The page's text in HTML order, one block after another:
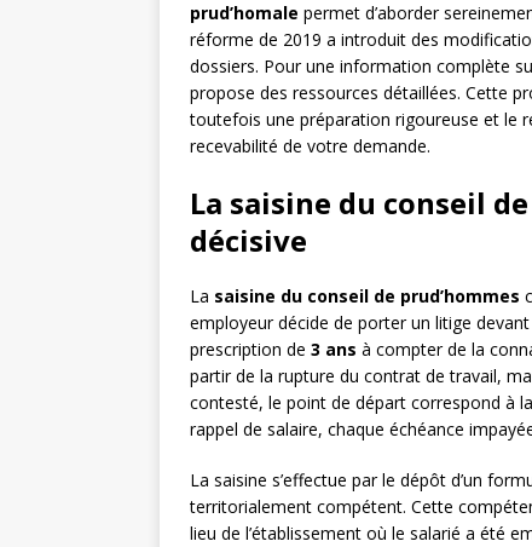
prud’homale permet d’aborder
réforme de 2019 a introduit des
dossiers. Pour une information complète
propose des ressources détaillées. Cette
toutefois une préparation rigoureuse et le
recevabilité de votre demande.
La saisine du conseil
décisive
La saisine du conseil de prud’hommes
employeur décide de porter un litige
prescription de 3 ans à compter de la
partir de la rupture du contrat de travail,
contesté, le point de départ correspond à
rappel de salaire, chaque échéance
La saisine s’effectue par le dépôt d’un
territorialement compétent. Cette
lieu de l’établissement où le salarié a été